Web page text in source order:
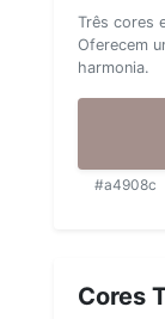
Três cores
Oferecem
harmonia.
#a4908c
Cores